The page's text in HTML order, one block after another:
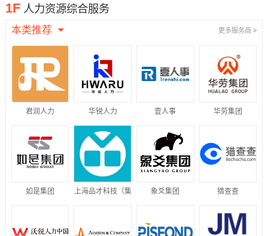
1F 人力资源综合服务
本类推荐 更多服务商
君润人力 华锐人力 壹人事 华劳集团
如是集团 上海品才科技（集 象爻集团 猎查查